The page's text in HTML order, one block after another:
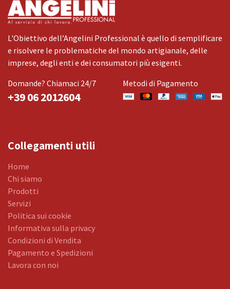
L'Obiettivo dell’Angelini Professional è quello di semplificare
e risolvere le problematiche del mondo artigianale, delle
imprese, degli enti e dei consumatori più esigenti.
Domande? Chiamaci 24/7
+39 06 2012604
Metodi di Pagamento
Collegamenti utili
Home
Chi siamo
Prodotti
Servizi
Politica sui cookie
Informativa sulla privacy
Condizioni di Vendita
Pagamento e Spedizioni
Lavora con noi